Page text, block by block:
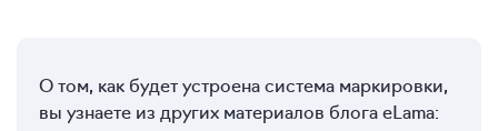
О том, как будет устроена система маркировки,
вы узнаете из других материалов блога eLama: